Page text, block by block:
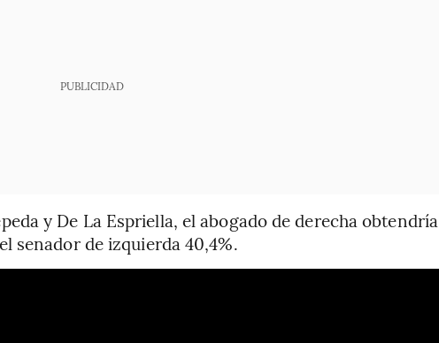
PUBLICIDAD
y De La Espriella, el abogado de derecha obtendría
senador de izquierda 40,4%.